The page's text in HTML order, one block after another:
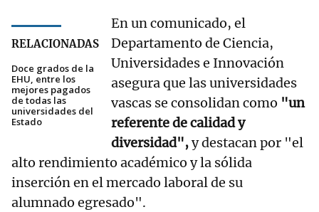
RELACIONADAS
Doce grados de la
EHU, entre los
mejores pagados
de todas las
universidades del
Estado
En un comunicado, el
Departamento de Ciencia,
Universidades e Innovación
asegura que las universidades
vascas se consolidan como "un
referente de calidad y
diversidad",y destacan por "el
alto rendimiento académico y la sólida
inserción en el mercado laboral de su
alumnado egresado".